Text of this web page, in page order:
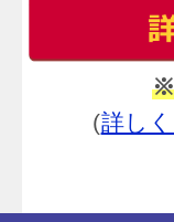
※
(詳し